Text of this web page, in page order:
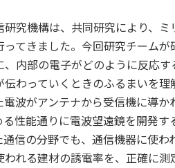
究機構は、共同研究により、
てきました。今回研究チーム
内部の電子がどのように反応す
わっていくときのふるまいを
波がアンテナから受信機に導
性能通りに電波望遠鏡を開発
信の分野でも、通信機器に使
れる建材の誘電率を、正確に測